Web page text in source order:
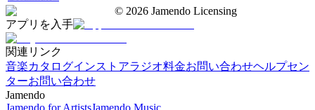
© 2026 Jamendo Licensing
アプリを入手
関連リンク
音楽カタログインストアラジオ料金お問い合わせヘルプセン
ターお問い合わせ
Jamendo
Jamendo for ArtistsJamendo Music